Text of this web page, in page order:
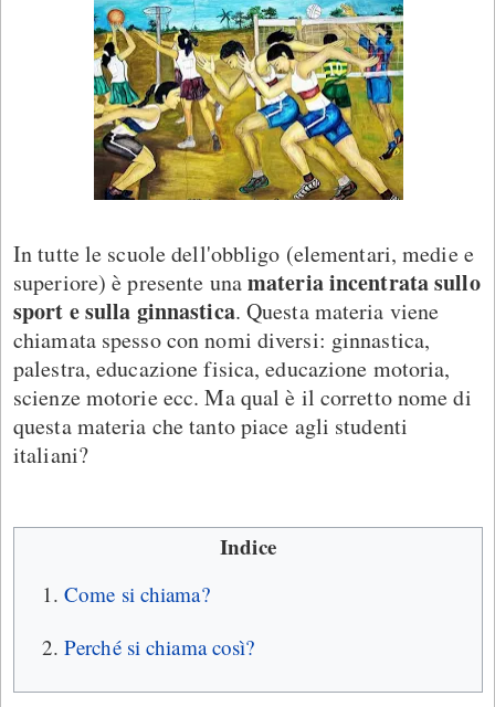
In tutte le scuole dell'obbligo (elementari, medie e
superiore) è presente unamateria incentrata sullo
sport e sulla ginnastica. Questa materia viene
chiamata spesso con nomi diversi: ginnastica,
palestra, educazione fisica, educazione motoria,
scienze motorie ecc. Ma qual è il corretto nome di
questa materia che tanto piace agli studenti
italiani?
Indice
Come si chiama?
Perché si chiama così?